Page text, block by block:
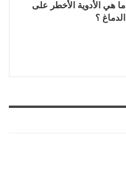
ما هي الأدوية الأخطر على
الدماغ ؟